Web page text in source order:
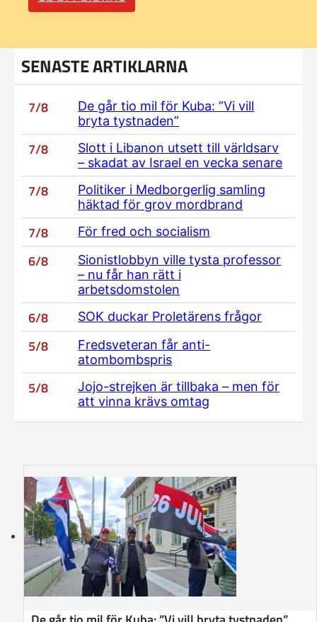
SENASTE ARTIKLARNA
7/8
De går tio mil för Kuba: ”Vi vill
bryta tystnaden”
7/8
Slott i Libanon utsett till världsarv
– skadat av Israel en vecka senare
7/8
Politiker i Medborgerlig samling
häktad för grov mordbrand
7/8 För fred och socialism
6/8
Sionistlobbyn ville tysta professor
– nu får han rätt i
arbetsdomstolen
6/8 SOK duckar Proletärens frågor
5/8
Fredsveteran får anti-
atombombspris
5/8
Jojo-strejken är tillbaka – men för
att vinna krävs omtag